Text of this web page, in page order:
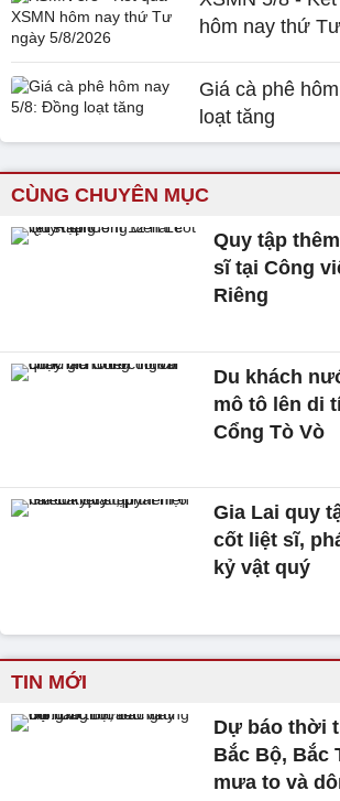
hôm nay thứ
Giá cà phê
loạt tăng
CÙNG CHUYÊN MỤC
Quy tập
sĩ tại Công
Riêng
Du khách
mô tô lên di
Cổng Tò Vò
Gia Lai quy
cốt liệt sĩ,
kỷ vật quý
TIN MỚI
Dự báo thời
Bắc Bộ, Bắc
mưa to và